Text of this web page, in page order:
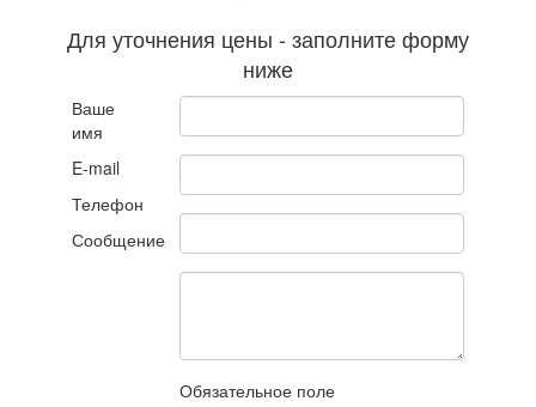
Для уточнения цены - заполните форму
ниже
Ваше
имя
E-mail
Телефон
Сообщение
Обязательное поле